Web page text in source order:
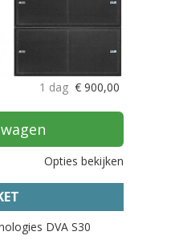
1 dag € 900,00
Opties bekijken
DVA S30